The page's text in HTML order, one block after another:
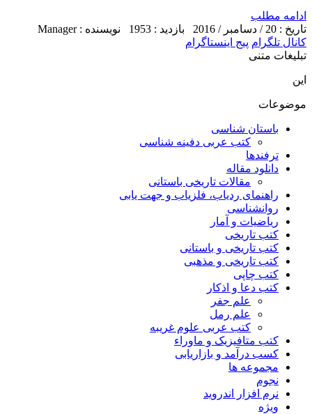
ادامه مطلب
تاریخ : 20 / دسامبر / 2016
بازدید : 1953
نویسنده : Manager
کانال تلگرام پیج اینستاگرام
تبلیغات متنی
این
موضوعات
باستان شناسی
کتب عربی دفینه شناسی
ترفندها
دانلود مقاله
مقالات تاریخی باستانی
راهنمای ردیاب، فلزیاب و جهت یابی
روانشناسی
ریاضیات و آمار
کتب تاریخی
کتب تاریخی و باستانی
کتب تاریخی و مذهبی
کتب چاپی
کتب دعا و اذکار
علم جفر
علم رمل
کتب عربی علوم غریبه
کتب متافیزیک و ماوراء
کسب درآمد و بازاریابی
مجموعه ها
نجوم
نرم افزار اندروید
ویژه